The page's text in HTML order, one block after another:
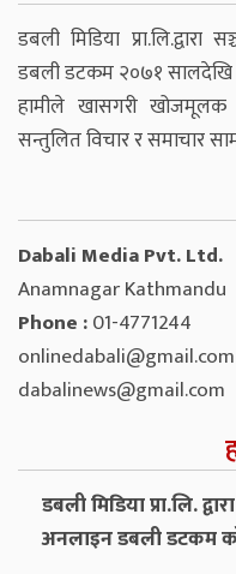
डबली मिडिया
डबली डटकम २०७१ सालदेखि
हामीले खासगरी खोजमूलक
सन्तुलित विचार र समाचार
Dabali Media Pvt. Ltd.
Anamnagar Kathmandu
Phone :01-4771244
onlinedabali@gmail.com
dabalinews@gmail.com
डबली मिडिया प्रा.लि.
अनलाइन डबली डटकम